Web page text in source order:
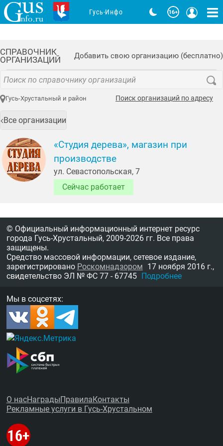
СПРАВОЧНИК
ОРГАНИЗАЦИЙ
Добавить свою организацию (бесплатно)
Гусь-Хрустальный и район Поиск организаций по адресу
Все организации
«Студия дерева», магазин при
производстве
ул. Севастопольская, 7
Сейчас работает
Гусь-Инфо
© Официальный информационный интернет ресурс
города Гусь-Хрустальный, 2009-2026 гг. Все права
защищены.
Средство массовой информации, сетевое издание,
зарегистрировано Роскомнадзором 17 ноября 2016 г.,
свидетельство ЭЛ № ФС 77 - 67745 Подробнее
Мы в соцсетях:
О насНаграды Правила Контакты
Рекламные услуги в Гусь-Хрустальном